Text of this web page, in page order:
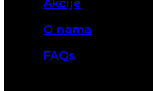
Akcije
O nama
FAQs